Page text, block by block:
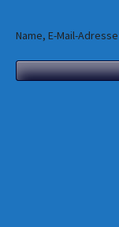
Name, E-Mail-